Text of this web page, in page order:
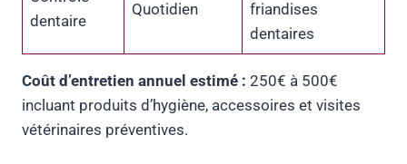
dentaire
Quotidien
friandises
dentaires
Coût d’entretien annuel estimé : 250€ à 500€
incluant produits d’hygiène, accessoires et visites
vétérinaires préventives.